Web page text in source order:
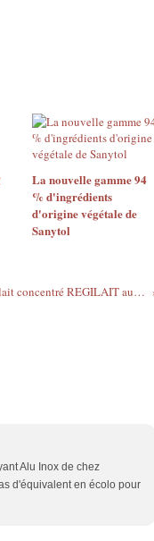
La nouvelle gamme 94
% d'ingrédients
d'origine végétale de
Sanytol
Mini muffins au lait concentré REGILAIT au café et à la fraise
Alu Inox de chez
d'équivalent en écolo pour